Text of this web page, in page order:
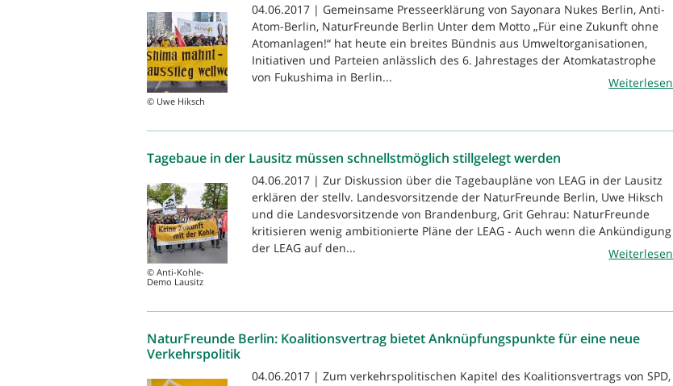
© Uwe Hiksch
04.06.2017 | Gemeinsame Presseerklärung von Sayonara Nukes Berlin, Anti-
Atom-Berlin, NaturFreunde Berlin Unter dem Motto „Für eine Zukunft ohne
Atomanlagen!“ hat heute ein breites Bündnis aus Umweltorganisationen,
Initiativen und Parteien anlässlich des 6. Jahrestages der Atomkatastrophe
von Fukushima in Berlin...
Weiterlesen
Tagebaue in der Lausitz müssen schnellstmöglich stillgelegt werden
© Anti-Kohle-
Demo Lausitz
04.06.2017 | Zur Diskussion über die Tagebaupläne von LEAG in der Lausitz
erklären der stellv. Landesvorsitzende der NaturFreunde Berlin, Uwe Hiksch
und die Landesvorsitzende von Brandenburg, Grit Gehrau: NaturFreunde
kritisieren wenig ambitionierte Pläne der LEAG - Auch wenn die Ankündigung
der LEAG auf den...
Weiterlesen
NaturFreunde Berlin: Koalitionsvertrag bietet Anknüpfungspunkte für eine neue
Verkehrspolitik
04.06.2017 | Zum verkehrspolitischen Kapitel des Koalitionsvertrags von SPD,